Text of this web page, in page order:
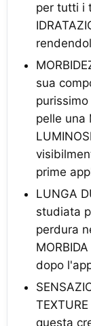
per tutti i
sua
pelle una
prime
LUNGA
studiata
perdura
dopo
questa